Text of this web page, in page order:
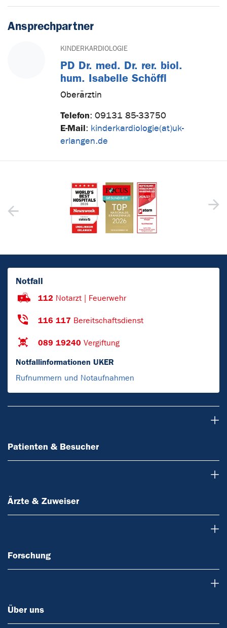
Ansprechpartner
KINDERKARDIOLOGIE
PD Dr. med. Dr. rer. biol.
hum. Isabelle Schöffl
Oberärztin
Telefon: 09131 85-33750
E-Mail: kinderkardiologie(at)uk-
erlangen.de
Notfall
112 Notarzt | Feuerwehr
116 117 Bereitschaftsdienst
089 19240 Vergiftung
Notfallinformationen UKER
Rufnummern und Notaufnahmen
Patienten & Besucher
Ärzte & Zuweiser
Forschung
Über uns